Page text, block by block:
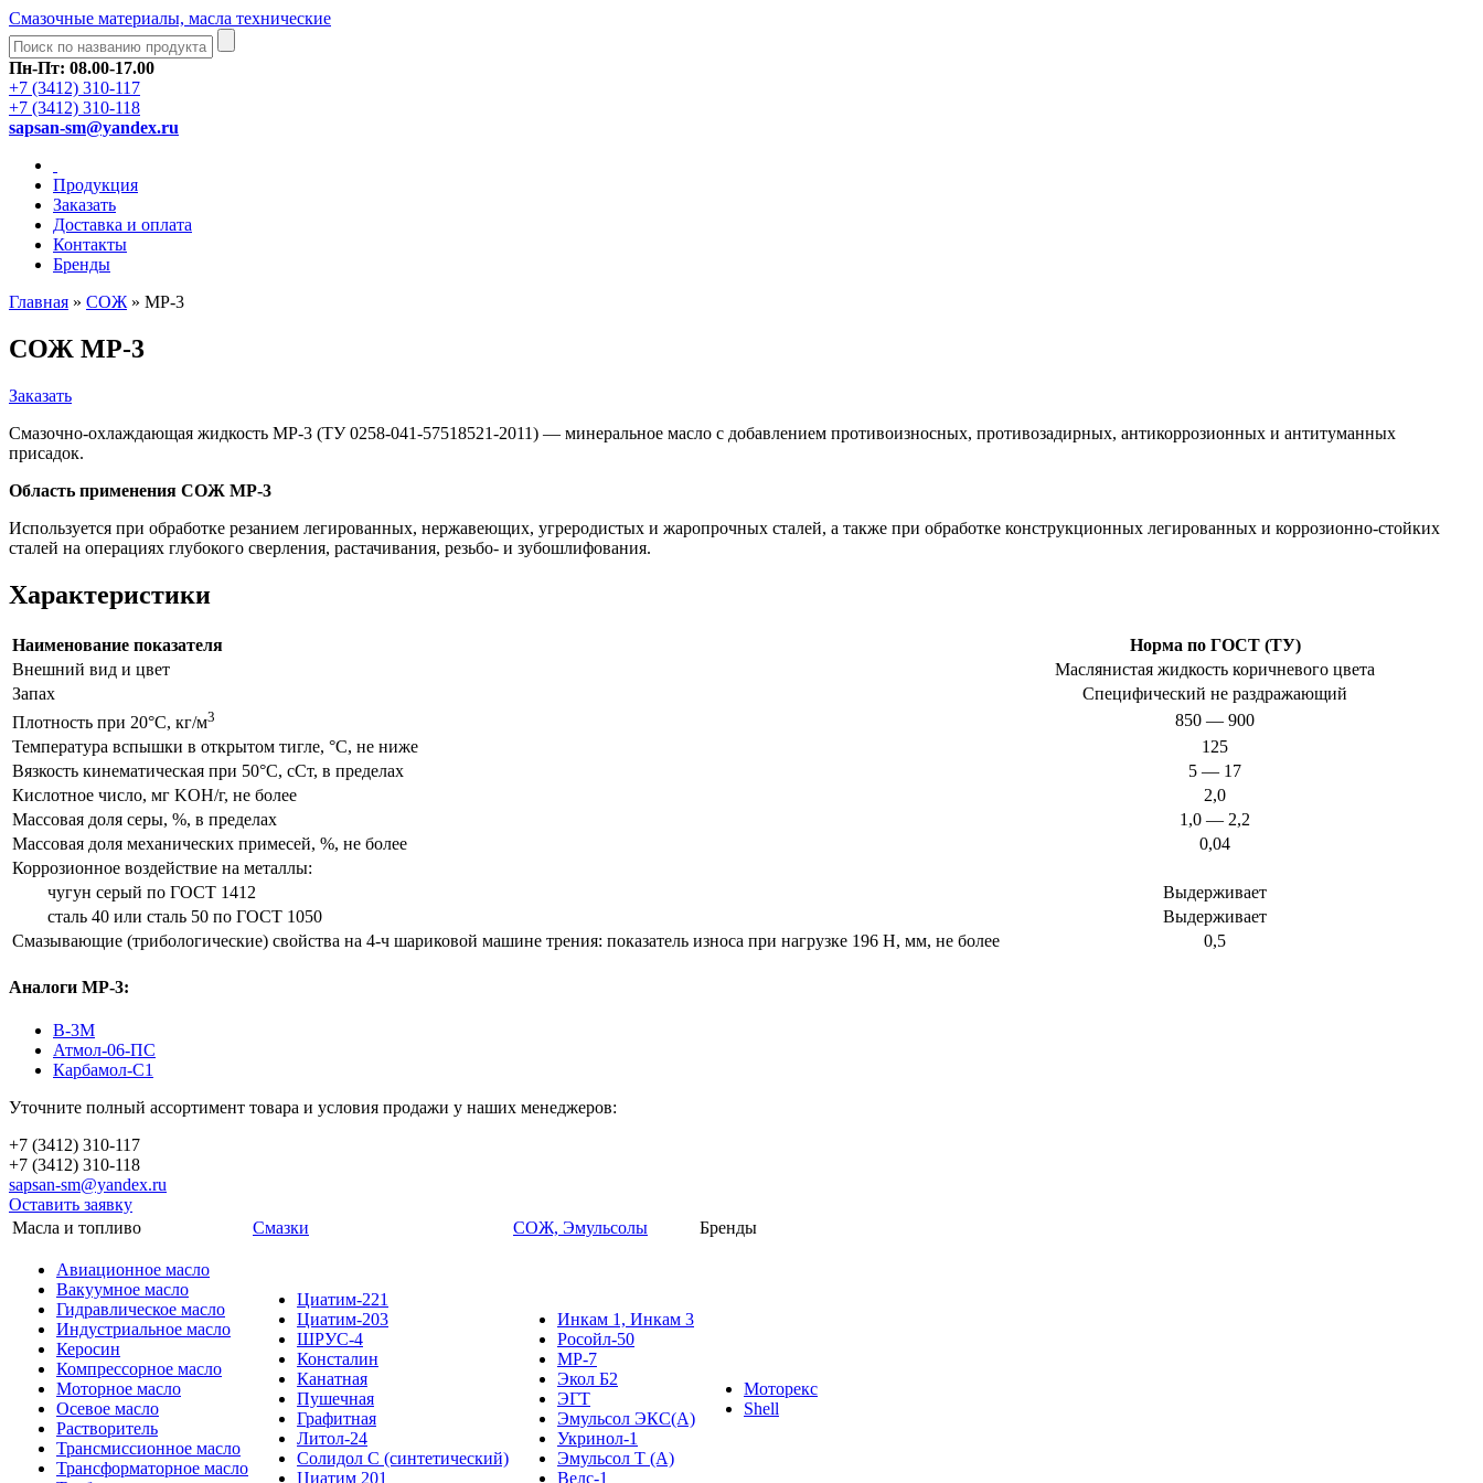
Смазочные материалы, масла технические
Пн-Пт: 08.00-17.00
+7 (3412) 310-117
+7 (3412) 310-118
sapsan-sm@yandex.ru
Продукция
Заказать
Доставка и оплата
Контакты
Бренды
Главная » СОЖ » МР-3
СОЖ МР-3
Заказать
Смазочно-охлаждающая жидкость МР-3 (ТУ 0258-041-57518521-2011) — минеральное масло с добавлением противоизносных, противозадирных, антикоррозионных и антитуманных
присадок.
Область применения СОЖ МР-3
Используется при обработке резанием легированных, нержавеющих, угреродистых и жаропрочных сталей, а также при обработке конструкционных легированных и коррозионно-стойких
сталей на операциях глубокого сверления, растачивания, резьбо- и зубошлифования.
Характеристики
Наименование показателя
Норма по ГОСТ (ТУ)
Внешний вид и цвет
Маслянистая жидкость коричневого цвета
Запах
Специфический не раздражающий
Плотность при 20°С, кг/м3
850 — 900
Температура вспышки в открытом тигле, °С, не ниже
125
Вязкость кинематическая при 50°С, сСт, в пределах
5 — 17
Кислотное число, мг KOH/г, не более
2,0
Массовая доля серы, %, в пределах
1,0 — 2,2
Массовая доля механических примесей, %, не более
0,04
Коррозионное воздействие на металлы:
чугун серый по ГОСТ 1412
Выдерживает
сталь 40 или сталь 50 по ГОСТ 1050
Выдерживает
Смазывающие (трибологические) свойства на 4-ч шариковой машине трения: показатель износа при нагрузке 196 Н, мм, не более 0,5
Аналоги МР-3:
В-3М
Атмол-06-ПС
Карбамол-С1
Уточните полный ассортимент товара и условия продажи у наших менеджеров:
+7 (3412) 310-117
+7 (3412) 310-118
sapsan-sm@yandex.ru
Оставить заявку
Масла и топливо
Смазки СОЖ, Эмульсолы Бренды
Авиационное масло
Вакуумное масло
Гидравлическое масло
Индустриальное масло
Керосин
Компрессорное масло
Моторное масло
Осевое масло
Растворитель
Трансмиссионное масло
Трансформаторное масло
Циатим-221
Циатим-203
ШРУС-4
Консталин
Канатная
Пушечная
Графитная
Литол-24
Солидол С (синтетический)
Циатим 201
Инкам 1, Инкам 3
Росойл-50
МР-7
Экол Б2
ЭГТ
Эмульсол ЭКС(А)
Укринол-1
Эмульсол Т (А)
Велс-1
Моторекс
Shell